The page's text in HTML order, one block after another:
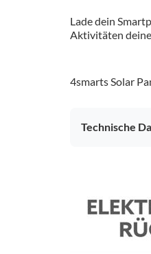
Lade dein
Aktivitäten
4smarts Solar
Technische